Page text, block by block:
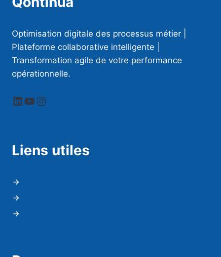
Optimisation digitale des processus métier |
Plateforme collaborative intelligente |
Transformation agile de votre performance
opérationnelle.
LinkedIn
YouTube
Instagram
Liens utiles